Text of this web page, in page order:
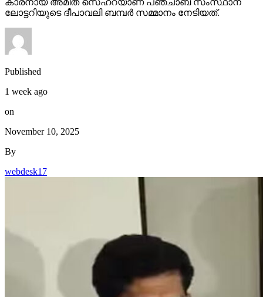
കാരനായ അമിത് സെഹ്‌റയാണ് പഞ്ചാബ് സംസ്ഥാന
ലോട്ടറിയുടെ ദീപാവലി ബമ്പര്‍ സമ്മാനം നേടിയത്.
Published
1 week ago
on
November 10, 2025
By
webdesk17